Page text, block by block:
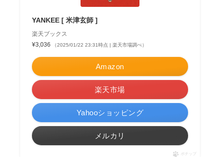
YANKEE [ 米津玄師 ]
楽天ブックス
¥3,036
（2025/01/22 23:31時点 | 楽天市場調べ）
Amazon
楽天市場
Yahooショッピング
メルカリ
ポチップ